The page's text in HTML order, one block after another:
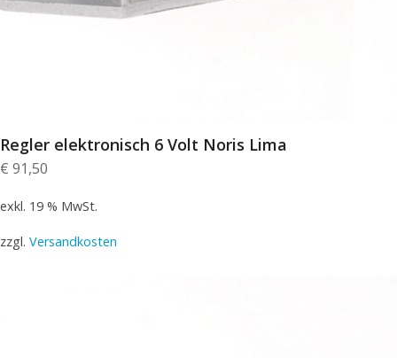
Regler elektronisch 6 Volt Noris Lima
€ 91,50
exkl. 19 % MwSt.
zzgl. Versandkosten